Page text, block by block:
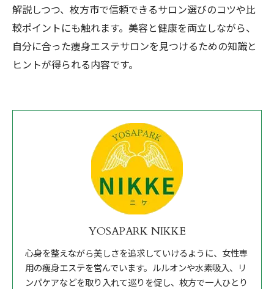
解説しつつ、枚方市で信頼できるサロン選びのコツや比
較ポイントにも触れます。美容と健康を両立しながら、
自分に合った痩身エステサロンを見つけるための知識と
ヒントが得られる内容です。
YOSAPARK NIKKE
心身を整えながら美しさを追求していけるように、女性専
用の痩身エステを営んでいます。ルルオンや水素吸入、リ
ンパケアなどを取り入れて巡りを促し、枚方で一人ひとり